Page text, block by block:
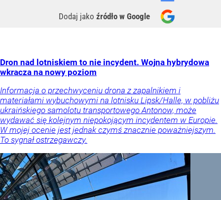
Dodaj jako źródło w Google
Dron nad lotniskiem to nie incydent. Wojna hybrydowa
wkracza na nowy poziom
Informacja o przechwyceniu drona z zapalnikiem i
materiałami wybuchowymi na lotnisku Lipsk/Halle, w pobliżu
ukraińskiego samolotu transportowego Antonow, może
wydawać się kolejnym niepokojącym incydentem w Europie.
W mojej ocenie jest jednak czymś znacznie poważniejszym.
To sygnał ostrzegawczy.